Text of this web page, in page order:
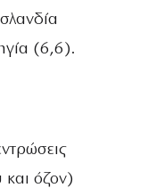
(6,6).
όζον)